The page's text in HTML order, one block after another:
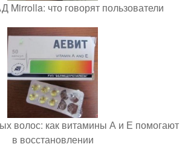
что говорят пользователи
волос: как витамины А и Е помогают
в восстановлении